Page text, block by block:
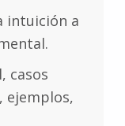
intuición a
casos
ejemplos,